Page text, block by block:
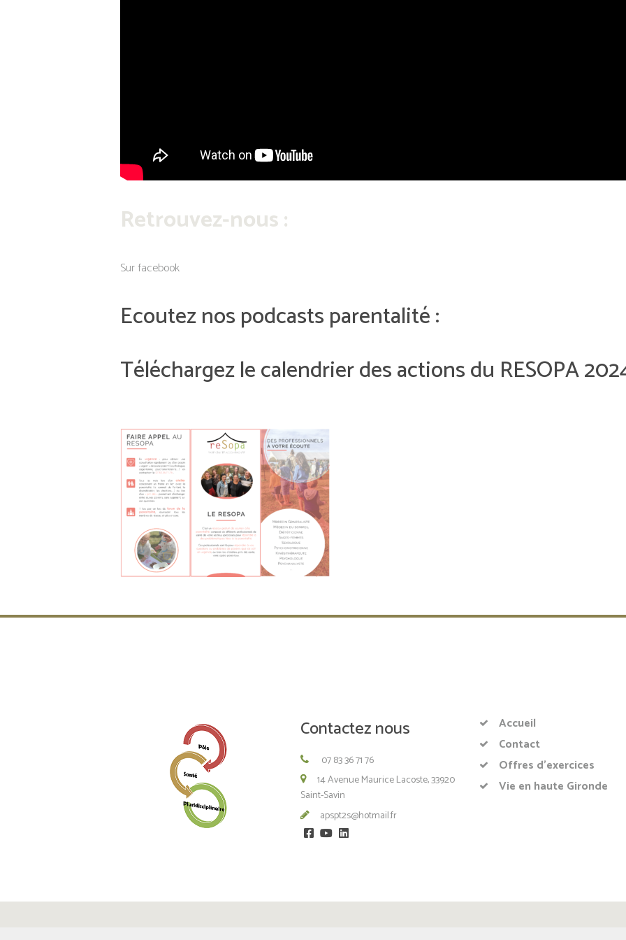
Retrouvez-nous :
Sur facebook
Ecoutez nos podcasts parentalité :
Téléchargez le calendrier des actions du RESOPA
Contactez nous
07 83 36 71 76
14 Avenue Maurice Lacoste, 33920
Saint-Savin
apspt2s@hotmail.fr
Accueil
Contact
Offres d’exercices
Vie en haute Gironde